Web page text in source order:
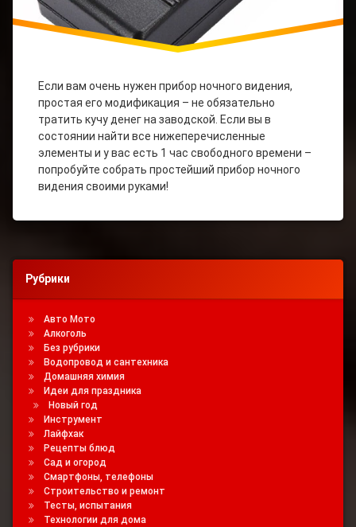
Если вам очень нужен прибор ночного видения,
простая его модификация – не обязательно
тратить кучу денег на заводской. Если вы в
состоянии найти все нижеперечисленные
элементы и у вас есть 1 час свободного времени –
попробуйте собрать простейший прибор ночного
видения своими руками!
Рубрики
Авто Мото
Алкоголь
Без рубрики
Водопровод и сантехника
Домашняя химия
Идеи для праздника
Новый год
Инструмент
Лайфхак
Рецепты блюд
Сад и огород
Смартфоны, телефоны
Строительство и ремонт
Тесты, испытания
Технологии для дома